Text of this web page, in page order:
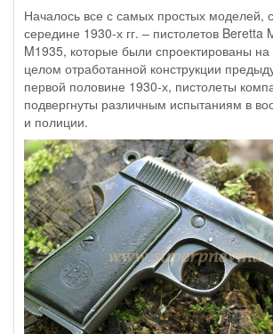
Началось все с самых простых моделей,
середине 1930-х гг. – пистолетов Beretta
M1935, которые были спроектированы
целом отработанной конструкции
первой половине 1930-х, пистолеты
подвергнуты различным испытаниям в
и полиции.